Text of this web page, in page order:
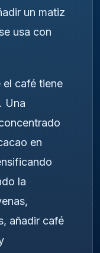
un matiz
usa con
el café tiene
Una
en
la
añadir café